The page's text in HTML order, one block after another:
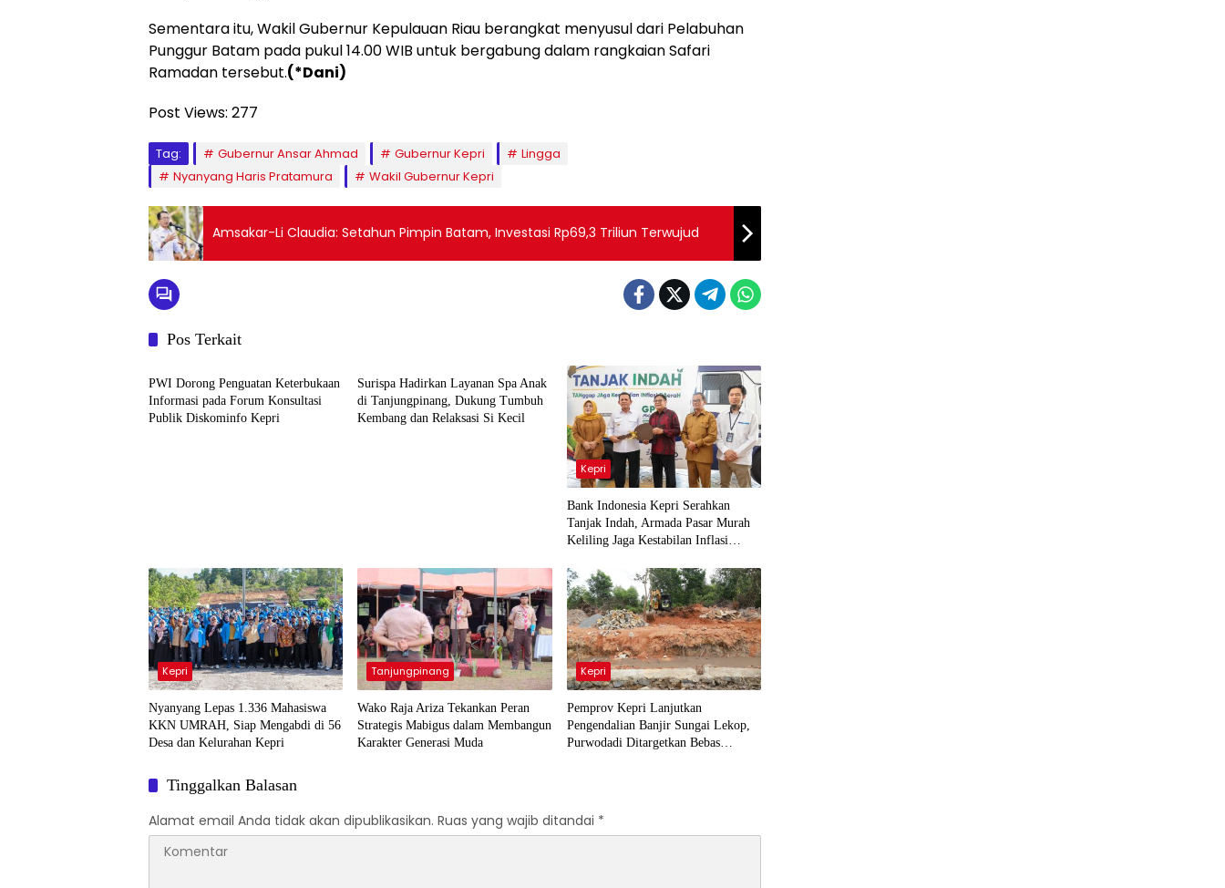
Sementara itu, Wakil Gubernur Kepulauan Riau berangkat menyusul dari Pelabuhan
Punggur Batam pada pukul 14.00 WIB untuk bergabung dalam rangkaian Safari
Ramadan tersebut.(*Dani)
Post Views: 277
Tag: Gubernur Ansar Ahmad Gubernur Kepri
Lingga
Nyanyang Haris Pratamura
Wakil Gubernur Kepri
Amsakar-Li Claudia: Setahun Pimpin Batam, Investasi Rp69,3 Triliun Terwujud
Pos Terkait
Tanjungpinang
PWI Dorong Penguatan Keterbukaan
Informasi pada Forum Konsultasi
Publik Diskominfo Kepri
Surispa Hadirkan Layanan Spa Anak
di Tanjungpinang, Dukung Tumbuh
Kembang dan Relaksasi Si Kecil
Kepri
Bank Indonesia Kepri Serahkan
Tanjak Indah, Armada Pasar Murah
Keliling Jaga Kestabilan Inflasi
Kepri
Nyanyang Lepas 1.336 Mahasiswa
KKN UMRAH, Siap Mengabdi di 56
Desa dan Kelurahan Kepri
Tanjungpinang
Wako Raja Ariza Tekankan Peran
Strategis Mabigus dalam Membangun
Karakter Generasi Muda
Kepri
Pemprov Kepri Lanjutkan
Pengendalian Banjir Sungai Lekop,
Purwodadi Ditargetkan Bebas
Tinggalkan Balasan
Alamat email Anda tidak akan dipublikasikan. Ruas yang wajib ditandai *